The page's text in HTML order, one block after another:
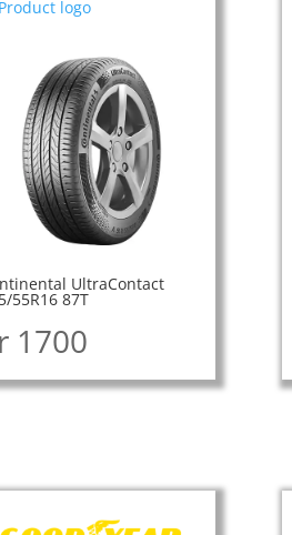
UltraContact
55R16 87T
1700